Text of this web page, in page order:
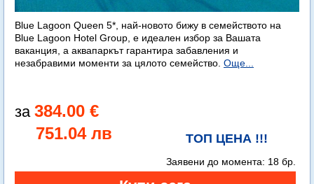
Blue Lagoon Queen 5*, най-новото бижу в семейството на
Blue Lagoon Hotel Group, е идеален избор за Вашата
ваканция, а аквапаркът гарантира забавления и
незабравими моменти за цялото семейство. Още...
384.00 €
751.04 лв
ТОП ЦЕНА !!!
Заявени до момента: 18 бр.